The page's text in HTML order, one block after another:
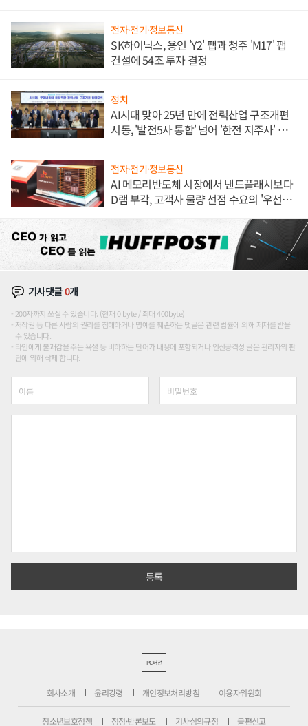
전자·전기·정보통신
SK하이닉스, 용인 'Y2' 팹과 청주 'M17' 팹
건설에 54조 투자 결정
정치
AI시대 맞아 25년 만에 전력산업 구조개편
시동, '발전5사 통합' 넘어 '한전 지주사' 재편
전자·전기·정보통신
AI 메모리반도체 시장에서 낸드플래시보다
D램 부각, 고객사 물량 선점 수요의 '우선순
기사댓글0개
200자까지 쓰실 수 있습니다. (현재 0 byte / 최대 400byte)
저작권 등 다른 사람의 권리를 침해하거나 명예를 훼손하는 댓글은 관련 법률에 의해 제재를 받을
수 있습니다.
타인에게 불쾌감을 주는 욕설 등 비하하는 단어가 내용에 포함되거나 인신공격성 글은 관리자의 판
단에 의해 삭제 합니다.
PC버전
회사소개 윤리강령 개인정보처리방침 이용자위원회
청소년보호정책 정정·반론보도 기사심의규정 불편신고